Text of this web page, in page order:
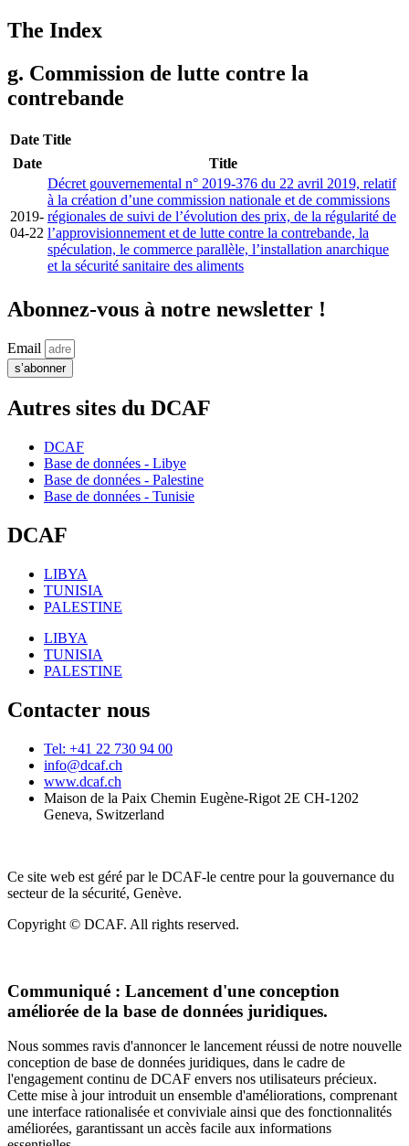
The Index
g. Commission de lutte contre la
contrebande
Date Title
Date
Title
2019-
04-22
Décret gouvernemental n° 2019-376 du 22 avril 2019, relatif
à la création d’une commission nationale et de commissions
régionales de suivi de l’évolution des prix, de la régularité de
l’approvisionnement et de lutte contre la contrebande, la
spéculation, le commerce parallèle, l’installation anarchique
et la sécurité sanitaire des aliments
Abonnez-vous à notre newsletter !
Email
s’abonner
Autres sites du DCAF
DCAF
Base de données - Libye
Base de données - Palestine
Base de données - Tunisie
DCAF
LIBYA
TUNISIA
PALESTINE
LIBYA
TUNISIA
PALESTINE
Contacter nous
Tel: +41 22 730 94 00
info@dcaf.ch
www.dcaf.ch
Maison de la Paix Chemin Eugène-Rigot 2E CH-1202
Geneva, Switzerland
Ce site web est géré par le DCAF-le centre pour la gouvernance du
secteur de la sécurité, Genève.
Copyright © DCAF. All rights reserved.
Communiqué : Lancement d'une conception
améliorée de la base de données juridiques.
Nous sommes ravis d'annoncer le lancement réussi de notre nouvelle
conception de base de données juridiques, dans le cadre de
l'engagement continu de DCAF envers nos utilisateurs précieux.
Cette mise à jour introduit un ensemble d'améliorations, comprenant
une interface rationalisée et conviviale ainsi que des fonctionnalités
améliorées, garantissant un accès facile aux informations